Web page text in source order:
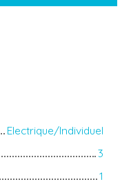
Electrique/Individuel
3
1